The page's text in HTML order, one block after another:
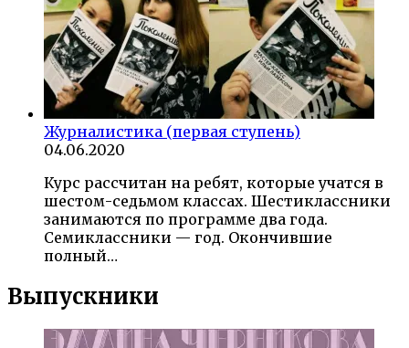
Журналистика (первая ступень)
04.06.2020
Курс рассчитан на ребят, которые учатся в
шестом-седьмом классах. Шестиклассники
занимаются по программе два года.
Семиклассники — год. Окончившие
полный…
Выпускники